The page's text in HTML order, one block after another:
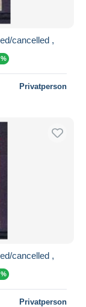
cancelled ,
Privatperson
cancelled ,
Privatperson